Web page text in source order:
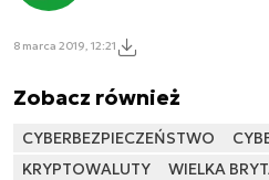
8 marca 2019, 12:21
Zobacz również
CYBERBEZPIECZEŃSTWO
KRYPTOWALUTY
WIELKA